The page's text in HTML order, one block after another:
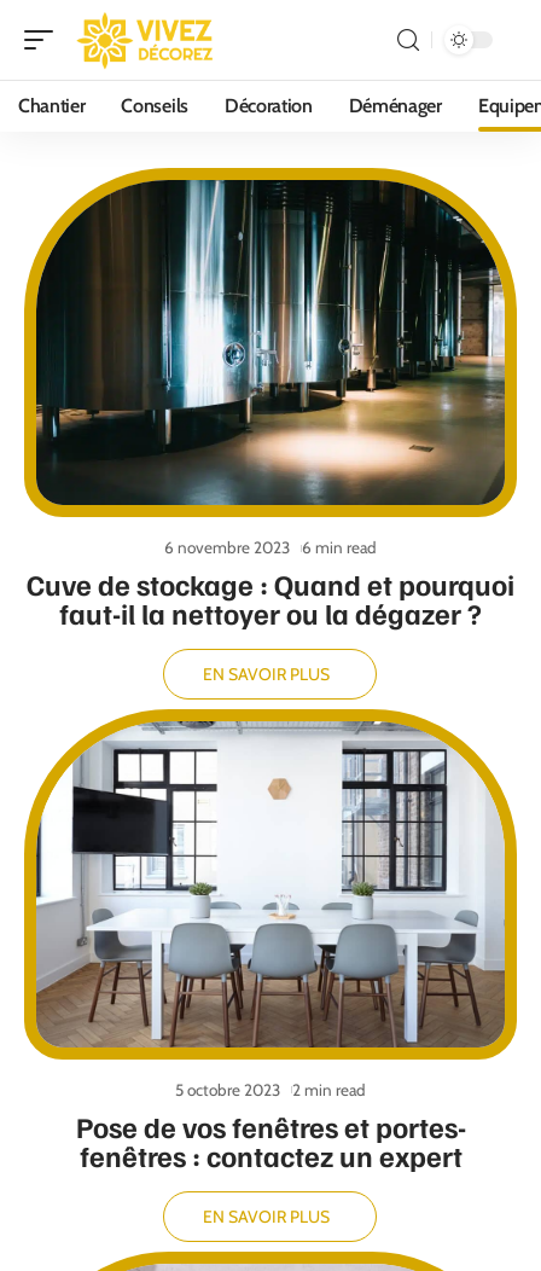
Chantier Conseils Décoration Déménager
Cuve de stockage : Quand et pourquoi
faut-il la nettoyer ou la dégazer ?
6 novembre 2023 6 min read
EN SAVOIR PLUS
Pose de vos fenêtres et portes-
fenêtres : contactez un expert
5 octobre 2023 2 min read
EN SAVOIR PLUS